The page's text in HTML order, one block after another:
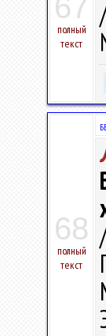
67
полный
текст
68
полный
текст